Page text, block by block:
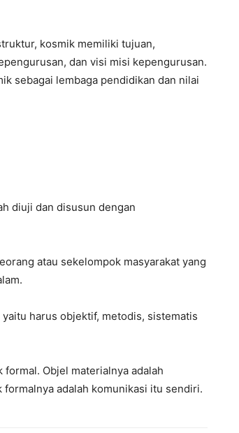
kosmik memiliki tujuan,
dan visi misi kepengurusan.
sebagai lembaga pendidikan dan nilai
diuji dan disusun dengan
atau sekelompok masyarakat yang
harus objektif, metodis, sistematis
Objel materialnya adalah
adalah komunikasi itu sendiri.